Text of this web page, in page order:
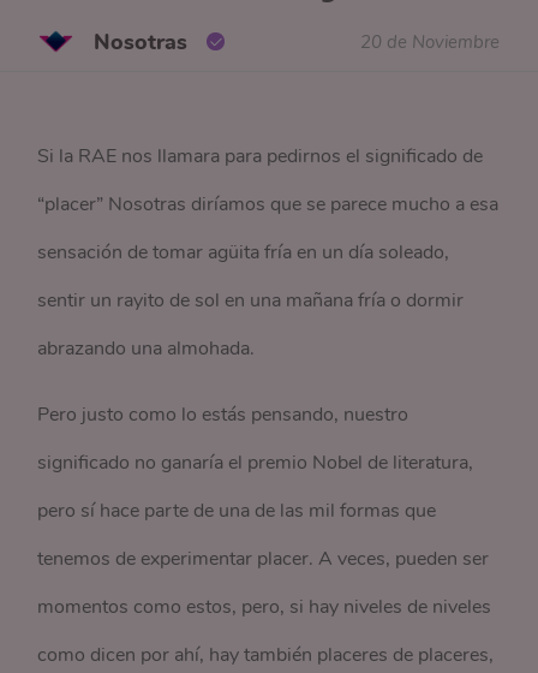
Nosotras 20 de Noviembre
Si la RAE nos llamara para pedirnos el significado de
“placer” Nosotras diríamos que se parece mucho a esa
sensación de tomar agüita fría en un día soleado,
sentir un rayito de sol en una mañana fría o dormir
abrazando una almohada.
Pero justo como lo estás pensando, nuestro
significado no ganaría el premio Nobel de literatura,
pero sí hace parte de una de las mil formas que
tenemos de experimentar placer. A veces, pueden ser
momentos como estos, pero, si hay niveles de niveles
como dicen por ahí, hay también placeres de placeres,